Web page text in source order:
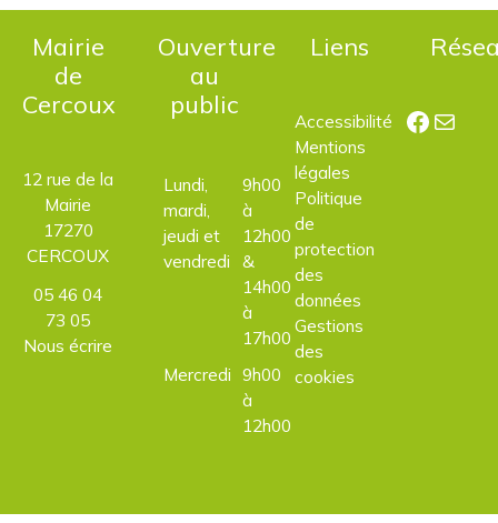
Mairie
de
Cercoux
12 rue de la
Mairie
17270
CERCOUX
05 46 04
73 05
Nous écrire
Ouverture
au
public
Lundi,
mardi,
jeudi et
vendredi
9h00
à
12h00
&
14h00
à
17h00
Mercredi 9h00
à
12h00
Liens
Accessibilité
Mentions
légales
Politique
de
protection
des
données
Gestions
des
cookies
E-mail